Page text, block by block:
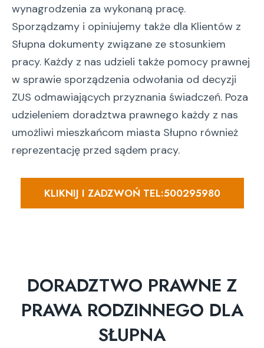
wynagrodzenia za wykonaną pracę.
Sporządzamy i opiniujemy także dla Klientów z
Słupna dokumenty związane ze stosunkiem
pracy. Każdy z nas udzieli także pomocy prawnej
w sprawie sporządzenia odwołania od decyzji
ZUS odmawiających przyznania świadczeń. Poza
udzieleniem doradztwa prawnego każdy z nas
umożliwi mieszkańcom miasta Słupno również
reprezentację przed sądem pracy.
KLIKNIJ I ZADZWOŃ TEL:500295980
DORADZTWO PRAWNE Z
PRAWA RODZINNEGO DLA
SŁUPNA